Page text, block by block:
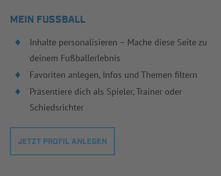
MEIN FUSSBALL
Inhalte personalisieren – Mache diese Seite zu
deinem Fußballerlebnis
Favoriten anlegen, Infos und Themen filtern
Präsentiere dich als Spieler, Trainer oder
Schiedsrichter
JETZT PROFIL ANLEGEN